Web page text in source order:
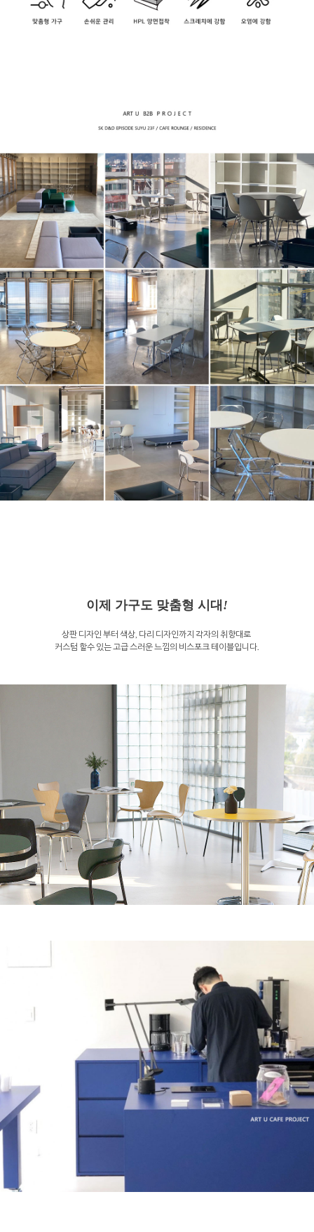
이제 가구도 맞춤형 시대 !
상판 디자인 부터 색상, 다리 디자인까지 각자의 취향대로
커스텀 할수 있는 고급 스러운 느낌의 비스포크 테이블입니다.